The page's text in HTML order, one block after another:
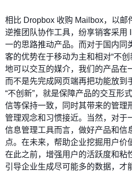
相比 Dropbox 收购 Mailbox，以邮
逆推团队协作工具，纷享销客采用
一的思路推动产品。而对于国内同
客的优势在于移动为主和相对“不创
地可以交互的媒介，我们的产品在
而不是先完成网页端再把功能放到
“不创新”，就是保障产品的交互形
信等保持一致，同时其带来的管理
管理观念和习惯接近。当然，对于
信息管理工具而言，做好产品和信
点。在未来，帮助企业挖掘用户价
在此之前，增强用户的活跃度和粘
引导企业生成尽可能多的数据，才